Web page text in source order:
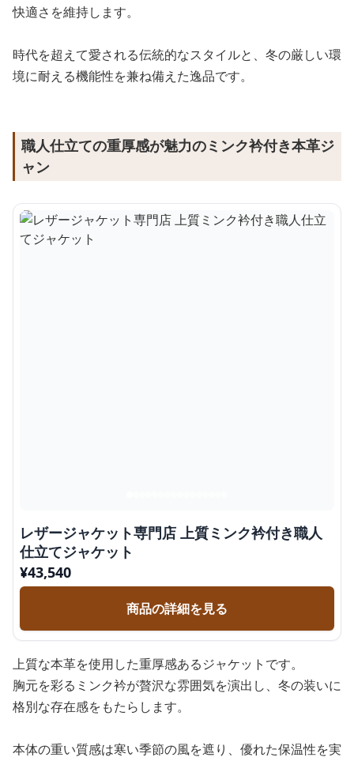
快適さを維持します。
時代を超えて愛される伝統的なスタイルと、冬の厳しい環
境に耐える機能性を兼ね備えた逸品です。
職人仕立ての重厚感が魅力のミンク衿付き本革ジ
ャン
レザージャケット専門店 上質ミンク衿付き職人
仕立てジャケット
¥43,540
商品の詳細を見る
上質な本革を使用した重厚感あるジャケットです。
胸元を彩るミンク衿が贅沢な雰囲気を演出し、冬の装いに
格別な存在感をもたらします。
本体の重い質感は寒い季節の風を遮り、優れた保温性を実